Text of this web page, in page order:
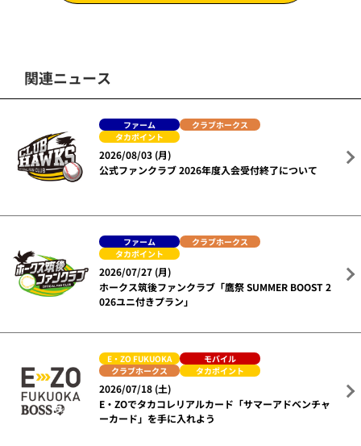
関連ニュース
ファーム
クラブホークス
タカポイント
2026/08/03 (月)
公式ファンクラブ 2026年度入会受付終了について
ファーム
クラブホークス
タカポイント
2026/07/27 (月)
ホークス筑後ファンクラブ「鷹祭 SUMMER BOOST 2
026ユニ付きプラン」
E・ZO FUKUOKA
モバイル
クラブホークス
タカポイント
2026/07/18 (土)
E・ZOでタカコレリアルカード「サマーアドベンチャ
ーカード」を手に入れよう